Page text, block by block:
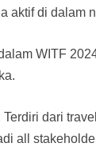
aktif di dalam
WITF
dari
all